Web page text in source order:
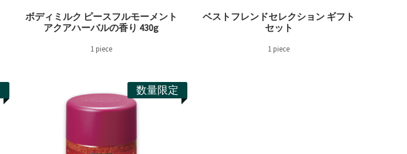
ボディミルク ピースフルモーメント
アクアハーバルの香り 430g
1 piece
ベストフレンドセレクション ギフト
セット
1 piece
数量限定